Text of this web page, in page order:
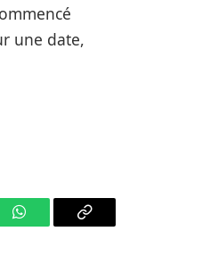
une date,
WhatsAppCopy